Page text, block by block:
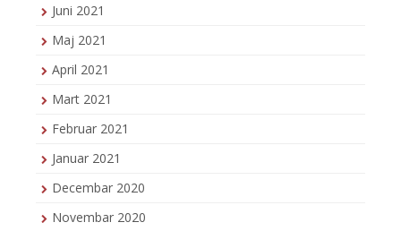
Juni 2021
Maj 2021
April 2021
Mart 2021
Februar 2021
Januar 2021
Decembar 2020
Novembar 2020